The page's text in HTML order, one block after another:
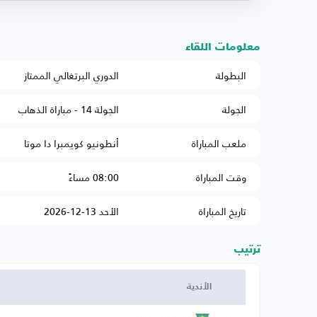
معلومات اللقاء
البطولة
الدوري البرتغالي الممتاز
الجولة
الجولة 14 - مباراة الذهاب
ملعب المباراة
أنطونيو كويمبرا دا موتا
وقت المباراة
08:00 مساءً
تاريخ المباراة
الأحد 13-12-2026
ترتيب
الأندية